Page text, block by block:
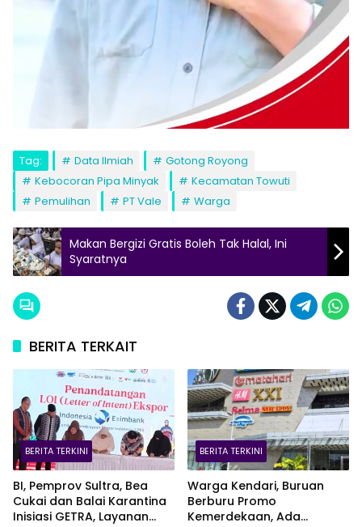
Tag: Data Ilmiah
Gotong Royong
Kebocoran Pipa Minyak
Kecamatan Towuti
Pemulihan
PT Vale Warga
Makan Bergizi Gratis Boleh Tak Halal, Ini
Syaratnya
BERITA TERKAIT
BERITA TERKINI
BI, Pemprov Sultra, Bea
Cukai dan Balai Karantina
Inisiasi GETRA, Layanan
BERITA TERKINI
Warga Kendari, Buruan
Berburu Promo
Kemerdekaan, Ada